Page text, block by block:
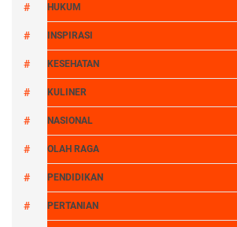
HUKUM
INSPIRASI
KESEHATAN
KULINER
NASIONAL
OLAH RAGA
PENDIDIKAN
PERTANIAN